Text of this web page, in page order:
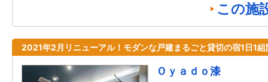
この施
2021年2月リニューアル！モダンな戸建まるごと貸切の宿1日1組
Ｏｙａｄｏ漆